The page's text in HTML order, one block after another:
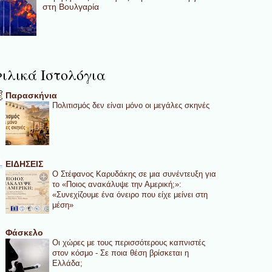
στη Βουλγαρία
Ιστολόγια
Παρασκήνια
Πολιτισμός δεν είναι μόνο οι μεγάλες σκηνές
ΕΙΔΗΣΕΙΣ
Ο Στέφανος Καρυδάκης σε μια συνέντευξη για
το «Ποιος ανακάλυψε την Αμερική;»:
«Συνεχίζουμε ένα όνειρο που είχε μείνει στη
μέση»
Φάσκελο
Οι χώρες με τους περισσότερους καπνιστές
στον κόσμο - Σε ποια θέση βρίσκεται η
Ελλάδα;